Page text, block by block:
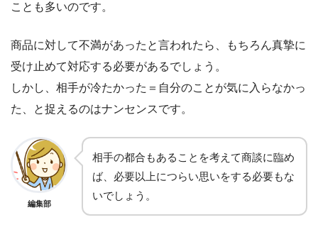
ことも多いのです。
商品に対して不満があったと言われたら、もちろん真摯に
受け止めて対応する必要があるでしょう。
しかし、相手が冷たかった＝自分のことが気に入らなかっ
た、と捉えるのはナンセンスです。
編集部
相手の都合もあることを考えて商談に臨め
ば、必要以上につらい思いをする必要もな
いでしょう。